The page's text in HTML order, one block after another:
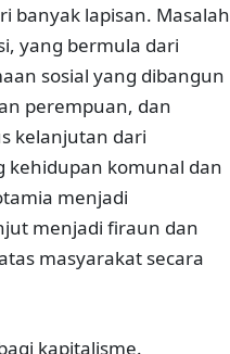
banyak lapisan. Masalah
yang bermula dari
sosial yang dibangun
perempuan, dan
kelanjutan dari
kehidupan komunal dan
menjadi
menjadi firaun dan
masyarakat secara
kapitalisme.